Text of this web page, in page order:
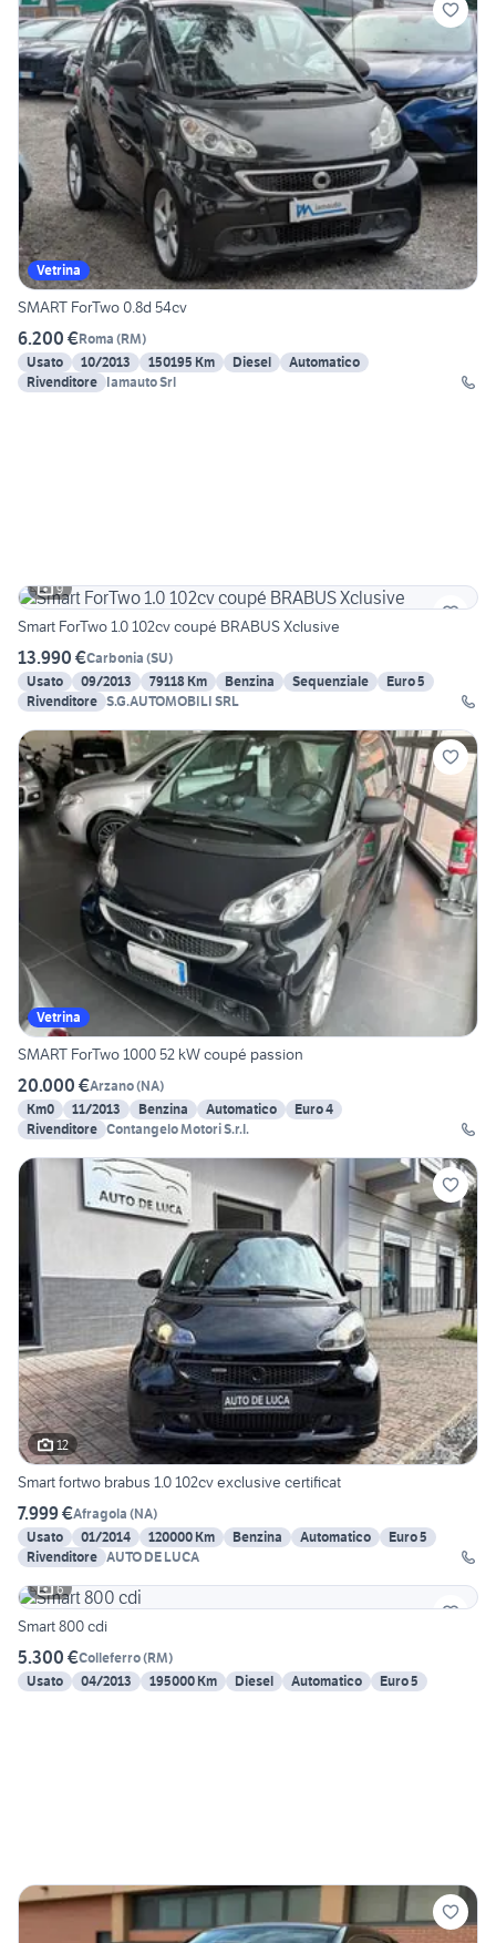
Vetrina
SMART ForTwo 0.8d 54cv
6.200 €Roma (RM)
Usato
10/2013 150195 Km Diesel
Automatico
Rivenditore Iamauto Srl
9
Smart ForTwo 1.0 102cv coupé BRABUS Xclusive
13.990 €Carbonia (SU)
Usato
09/2013 79118 Km Benzina Sequenziale
Euro 5
Rivenditore S.G.AUTOMOBILI SRL
Vetrina
SMART ForTwo 1000 52 kW coupé passion
20.000 €Arzano(NA)
Km0
11/2013 Benzina Automatico
Euro 4
Rivenditore Contangelo Motori S.r.l.
12
Smart fortwo brabus 1.0 102cv exclusive certificat
7.999 €Afragola (NA)
Usato
01/2014 120000 Km Benzina Automatico
Euro 5
Rivenditore AUTO DE LUCA
6
Smart 800 cdi
5.300 €Colleferro(RM)
Usato
04/2013 195000 Km Diesel Automatico Euro 5